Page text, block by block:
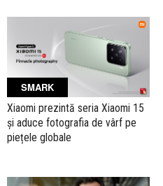
SMARK
Xiaomi prezintă seria Xiaomi 15
și aduce fotografia de vârf pe
piețele globale